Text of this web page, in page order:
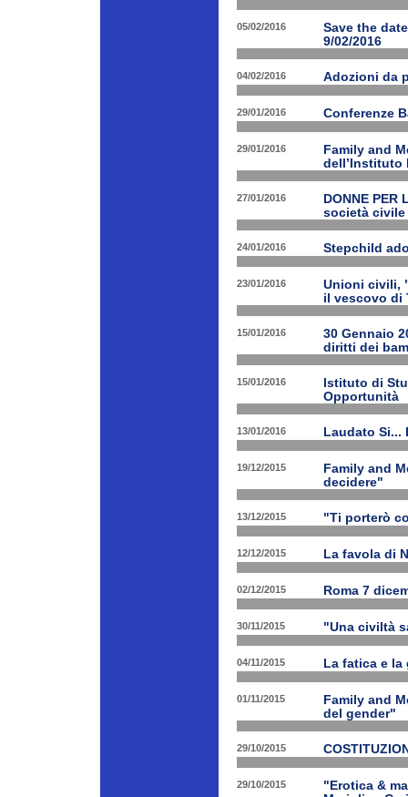
05/02/2016
Save the
9/02/2016
04/02/2016 Adozioni da
29/01/2016 Conferenze
29/01/2016
Family and
dell’Instituto
27/01/2016
DONNE
società
24/01/2016 Stepchild
23/01/2016
Unioni civili,
il vescovo di
15/01/2016
30 Gennaio
diritti dei
15/01/2016
Istituto di
Opportunità
13/01/2016 Laudato Si...
19/12/2015
Family and
decidere"
13/12/2015 "Ti porterò
12/12/2015 La favola di
02/12/2015 Roma 7
30/11/2015 "Una civiltà
04/11/2015 La fatica e
01/11/2015
Family and
del gender"
29/10/2015
29/10/2015
"Erotica &